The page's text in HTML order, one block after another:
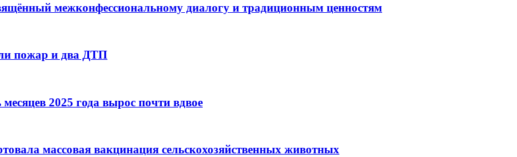
межконфессиональному диалогу и традиционным ценностям
пожар и два ДТП
2025 года вырос почти вдвое
массовая вакцинация сельскохозяйственных животных